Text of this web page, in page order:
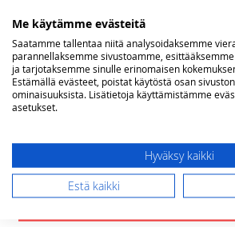
Yhteenveto
Arvostelu
Me käytämme evästeitä
Saatamme tallentaa niitä analysoidaksemme
parannellaksemme sivustoamme,
ja tarjotaksemme sinulle erinomaisen
Estämällä evästeet, poistat käytöstä osan
ominaisuuksista. Lisätietoja käyttämistämme
asetukset.
Hyväksy kaikki
Estä kaikki